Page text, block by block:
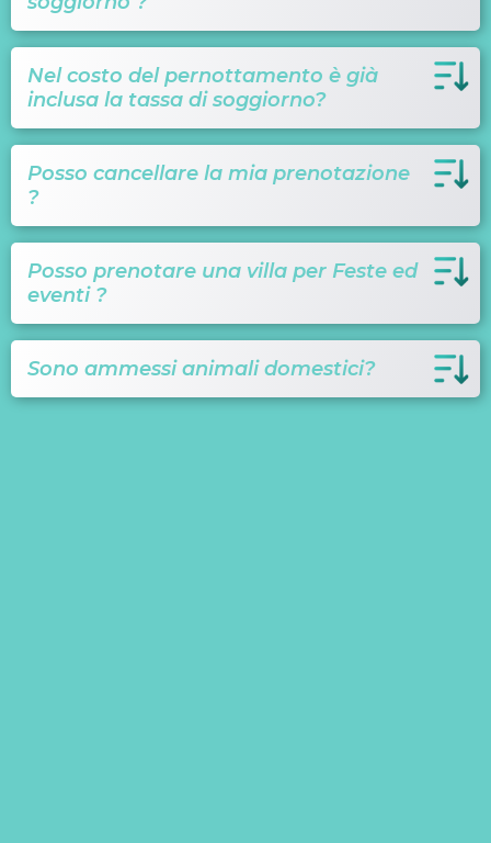
Nel costo del pernottamento è già
inclusa la tassa di soggiorno?
Posso cancellare la mia prenotazione
?
Posso prenotare una villa per Feste ed
eventi ?
Sono ammessi animali domestici?